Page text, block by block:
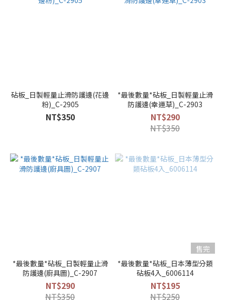
砧板_日製輕量止滑防護邊(花邊
粉)_C-2905
NT$350
*最後數量*砧板_日製輕量止滑
防護邊(幸運草)_C-2903
NT$290
NT$350
*最後數量*砧板_日製輕量止滑
防護邊(廚具圖)_C-2907
NT$290
NT$350
售完
*最後數量*砧板_日本薄型分類
砧板4入_6006114
NT$195
NT$250